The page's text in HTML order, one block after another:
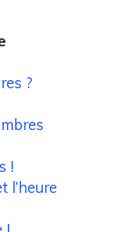
?
!
l’heure